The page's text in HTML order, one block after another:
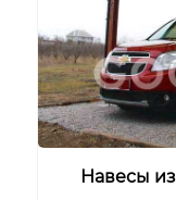
Навесы